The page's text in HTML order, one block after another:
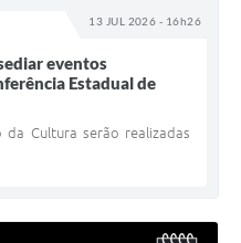
13 JUL 2026 - 16h26
eventos
Estadual de
Cultura serão realizadas